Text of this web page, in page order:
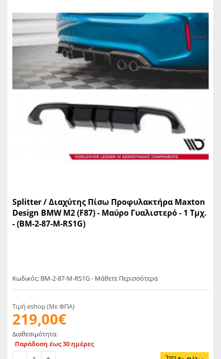
Splitter / Διαχύτης Πίσω Προφυλακτήρα Maxton
Design BMW M2 (F87) - Μαύρο Γυαλιστερό - 1 Τμχ.
- (BM-2-87-M-RS1G)
Κωδικός: BM-2-87-M-RS1G - Μάθετε Περισσότερα
Τιμή eshop (Με ΦΠΑ)
219,00€
Διαθεσιμότητα:
Παράδοση έως 30 ημέρες